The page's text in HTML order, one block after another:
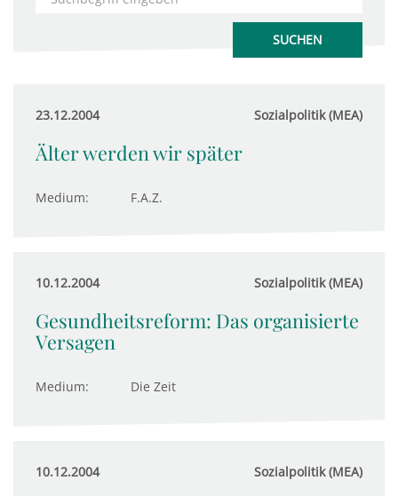
23.12.2004 Sozialpolitik (MEA)
Älter werden wir später
Medium: F.A.Z.
10.12.2004 Sozialpolitik (MEA)
Gesundheitsreform: Das organisierte
Versagen
Medium: Die Zeit
10.12.2004 Sozialpolitik (MEA)